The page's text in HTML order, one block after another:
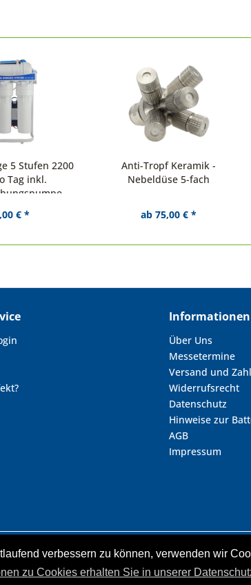
verbessern zu können, verwenden wir
zu Cookies erhalten Sie in unserer
5 Stufen 2200
Tag inkl.
€ *
Anti-Tropf Keramik -
Nebeldüse 5-fach
ab 75,00 € *
Informationen
Über Uns
Messetermine
Versand und
Widerrufsrecht
Datenschutz
Hinweise zur
AGB
Impressum
Mehrwertsteuer zzgl.Versandkostenund ggf.
durchgestrichene Preisangaben beziehen sich auf